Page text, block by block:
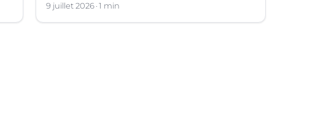
ensemble l'un des temps forts de la Coupe du
Monde 2026.
9 juillet 2026 1 min